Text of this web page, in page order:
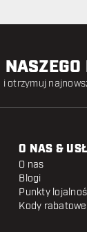
otrzymuj
O NAS &
O nas
Blogi
Punkty
Kody